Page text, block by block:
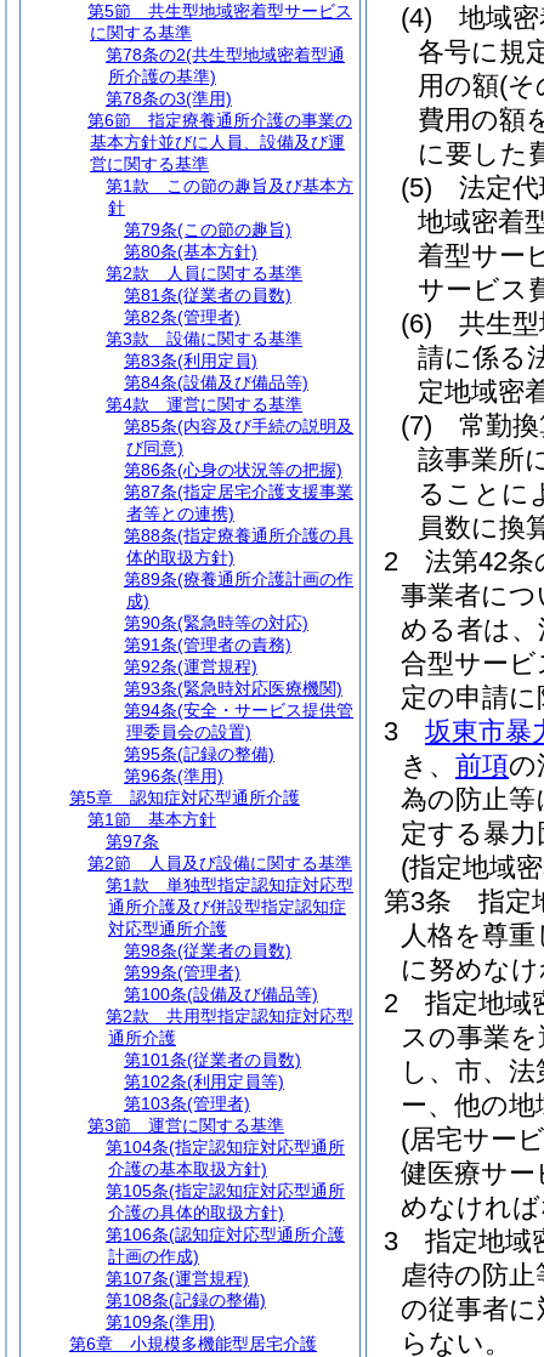
(4)
地域
各号に規
用の額(そ
費用の額
に要した
(5)
法定
地域密着
着型サー
サービス
(6)
共生
請に係る
定地域密
(7)
常勤
該事業所
ることに
員数に換
2
法第42条
事業者に
める者は
合型サービ
定の申請に
3
坂東市暴
き、 前項の
為の防止
定する暴
(指定地域
第3条
指定
人格を尊
に努めな
2
指定地域
スの事業
し、市、
ー、他の
(居宅サー
健医療サ
めなけれ
3
指定地域
虐待の防
の従事者
らない。
第5節
共生型地域密着型サービス
に関する基準
第78条の2(共生型地域密着型通
所介護の基準)
第78条の3(準用)
第6節
指定療養通所介護の事業の
基本方針並びに人員、設備及び運
営に関する基準
第1款
この節の趣旨及び基本方
針
第79条(この節の趣旨)
第80条(基本方針)
第2款
人員に関する基準
第81条(従業者の員数)
第82条(管理者)
第3款
設備に関する基準
第83条(利用定員)
第84条(設備及び備品等)
第4款
運営に関する基準
第85条(内容及び手続の説明及
び同意)
第86条(心身の状況等の把握)
第87条(指定居宅介護支援事業
者等との連携)
第88条(指定療養通所介護の具
体的取扱方針)
第89条(療養通所介護計画の作
成)
第90条(緊急時等の対応)
第91条(管理者の責務)
第92条(運営規程)
第93条(緊急時対応医療機関)
第94条(安全・サービス提供管
理委員会の設置)
第95条(記録の整備)
第96条(準用)
第5章
認知症対応型通所介護
第1節
基本方針
第97条
第2節
人員及び設備に関する基準
第1款
単独型指定認知症対応型
通所介護及び併設型指定認知症
対応型通所介護
第98条(従業者の員数)
第99条(管理者)
第100条(設備及び備品等)
第2款
共用型指定認知症対応型
通所介護
第101条(従業者の員数)
第102条(利用定員等)
第103条(管理者)
第3節
運営に関する基準
第104条(指定認知症対応型通所
介護の基本取扱方針)
第105条(指定認知症対応型通所
介護の具体的取扱方針)
第106条(認知症対応型通所介護
計画の作成)
第107条(運営規程)
第108条(記録の整備)
第109条(準用)
第6章
小規模多機能型居宅介護